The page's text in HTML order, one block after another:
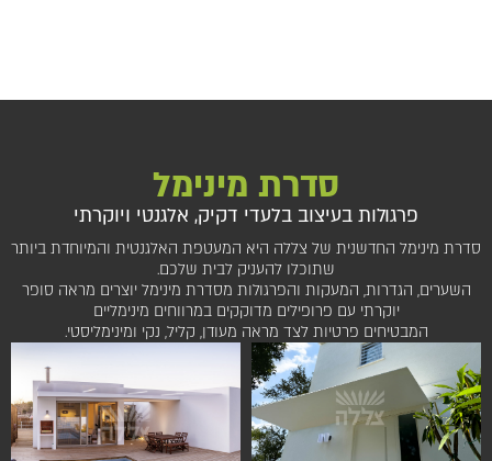
סדרת מינימל
פרגולות בעיצוב בלעדי דקיק, אלגנטי ויוקרתי
סדרת מינימל החדשנית של צללה היא המעטפת האלגנטית והמיוחדת ביותר
שתוכלו להעניק לבית שלכם.
השערים, הגדרות, המעקות והפרגולות מסדרת מינימל יוצרים מראה סופר
יוקרתי עם פרופילים מדוקקים במרווחים מינימליים
המבטיחים פרטיות לצד מראה מעודן, קליל, נקי ומינימליסטי.